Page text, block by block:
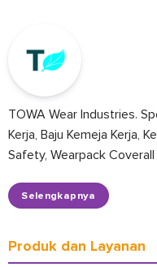
TOWA Wear Industries.
Kerja, Baju Kemeja Kerja,
Safety, Wearpack Coverall
Selengkapnya
Produk dan Layanan